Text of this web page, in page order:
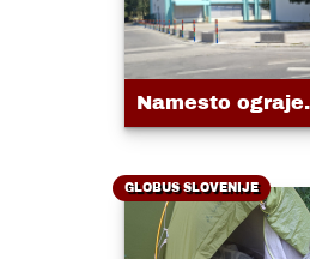
Namesto
GLOBUS SLOVENIJE